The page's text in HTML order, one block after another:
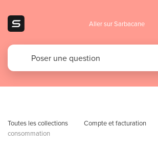
Aller sur Sarbacane
Toutes les collections Compte et facturation
consommation